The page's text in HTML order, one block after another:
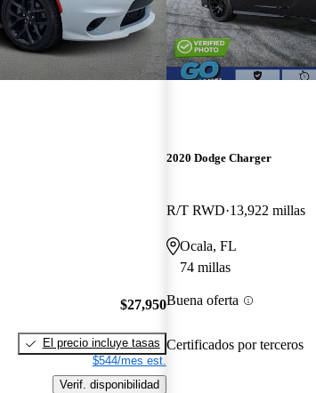
$27,950
El precio incluye tasas
$544/mes est.
Verif. disponibilidad
2020 Dodge Charger
R/T RWD 13,922 millas
Ocala, FL
74 millas
Buena oferta
Certificados por terceros